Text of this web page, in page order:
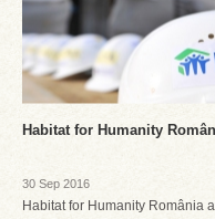
Habitat for Humanity
30 Sep 2016
Habitat for Humanity România